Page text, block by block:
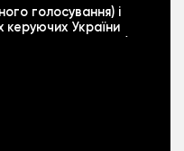
голосування) і
керуючих України